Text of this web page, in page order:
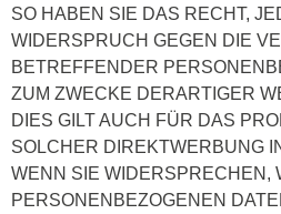
SO HABEN SIE DAS RECHT,
WIDERSPRUCH GEGEN DIE
BETREFFENDER
ZUM ZWECKE DERARTIGER
DIES GILT AUCH FÜR DAS
SOLCHER DIREKTWERBUNG
WENN SIE WIDERSPRECHEN,
PERSONENBEZOGENEN